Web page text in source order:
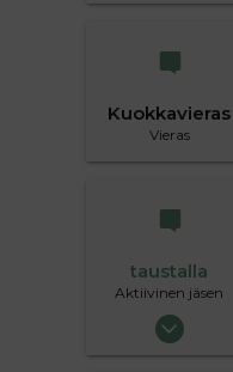
Kuokkavieras
Vieras
taustalla
Aktiivinen jäsen
19.05.2004